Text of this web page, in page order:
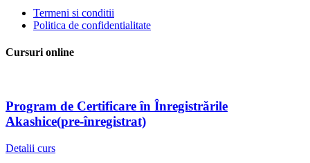
Termeni si conditii
Politica de confidentialitate
Cursuri online
Program de Certificare în Înregistrările
Akashice(pre-înregistrat)
Detalii curs